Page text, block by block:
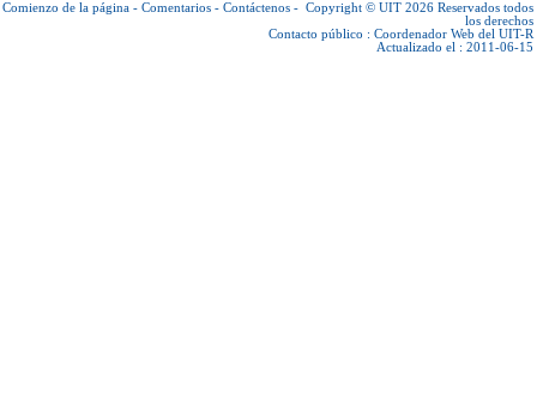
Comienzo de la página - Comentarios - Contáctenos - Copyright © UIT 2026 Reservados todos
los derechos
Contacto público : Coordenador Web del UIT-R
Actualizado el : 2011-06-15